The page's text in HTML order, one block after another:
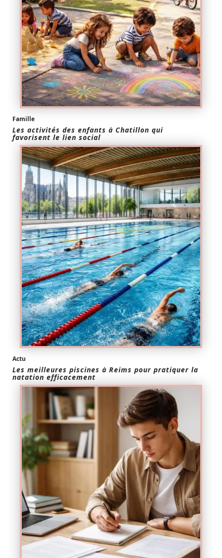
Famille
Les activités des enfants à Chatillon qui
favorisent le lien social
Actu
Les meilleures piscines à Reims pour pratiquer la
natation efficacement